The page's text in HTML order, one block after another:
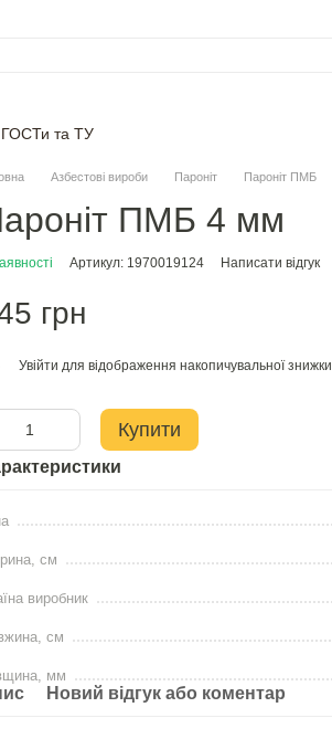
ГОСТи та ТУ
Азбестові вироби Пароніт Пароніт ПМБ
ПМБ 4 мм
Артикул: 1970019124 Написати відгук
грн
Увійти для відображення накопичувальної знижки
Купити
см
виробник
см
мм
Новий відгук або коментар